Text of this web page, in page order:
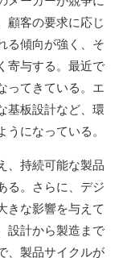
顧客の要求に応じ
る傾向が強く、そ
寄与する。最近で
ってきている。エ
基板設計など、環
になっている。
、持続可能な製品
る。さらに、デジ
きな影響を与えて
設計から製造まで
、製品サイクルが